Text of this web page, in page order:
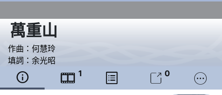
萬重山
作曲： 何慧玲
填詞： 余光昭
  1   0 